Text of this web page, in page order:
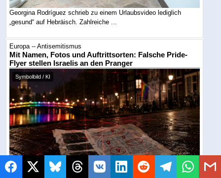
Georgina Rodríguez schrieb zu einem Urlaubsvideo lediglich
„gesund“ auf Hebräisch. Zahlreiche ...
Europa -- Antisemitismus
Mit Namen, Fotos und Auftrittsorten: Falsche Pride-
Flyer stellen Israelis an den Pranger
Symbolbild / KI